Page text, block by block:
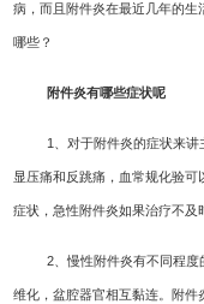
病，而且附件炎在最近几年的
哪些？
附件炎有哪些症状呢
1、对于附件炎的症状来
显压痛和反跳痛，血常规化验
症状，急性附件炎如果治疗不及
2、慢性附件炎有不同程
维化，盆腔器官相互黏连。附